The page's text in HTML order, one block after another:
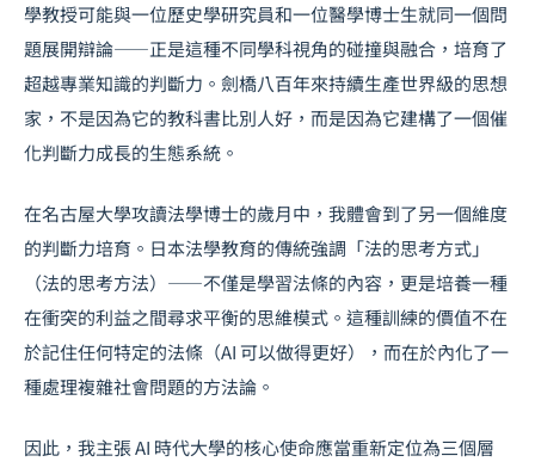
學教授可能與一位歷史學研究員和一位醫學博士生就同一個問
題展開辯論——正是這種不同學科視角的碰撞與融合，培育了
超越專業知識的判斷力。劍橋八百年來持續生產世界級的思想
家，不是因為它的教科書比別人好，而是因為它建構了一個催
化判斷力成長的生態系統。
在名古屋大學攻讀法學博士的歲月中，我體會到了另一個維度
的判斷力培育。日本法學教育的傳統強調「法的思考方式」
（法的思考方法）——不僅是學習法條的內容，更是培養一種
在衝突的利益之間尋求平衡的思維模式。這種訓練的價值不在
於記住任何特定的法條（AI 可以做得更好），而在於內化了一
種處理複雜社會問題的方法論。
因此，我主張 AI 時代大學的核心使命應當重新定位為三個層